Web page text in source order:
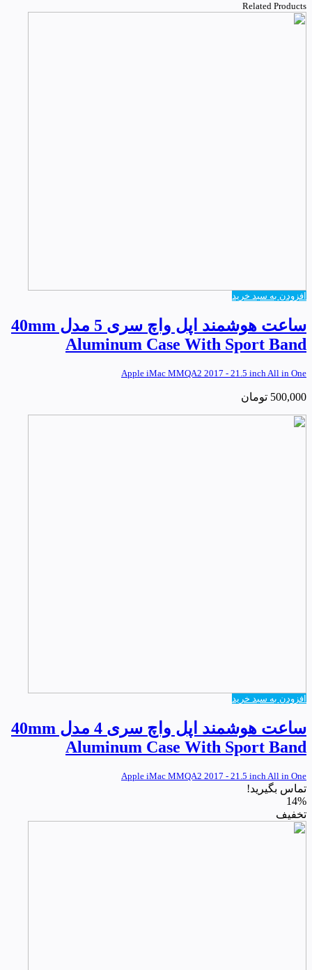
Related Products
افزودن به سبد خرید
ساعت هوشمند اپل واچ سری 5 مدل 40mm
Aluminum Case With Sport Band
Apple iMac MMQA2 2017 - 21.5 inch All in One
500,000 تومان
افزودن به سبد خرید
ساعت هوشمند اپل واچ سری 4 مدل 40mm
Aluminum Case With Sport Band
Apple iMac MMQA2 2017 - 21.5 inch All in One
تماس بگیرید!
14%
تخفیف